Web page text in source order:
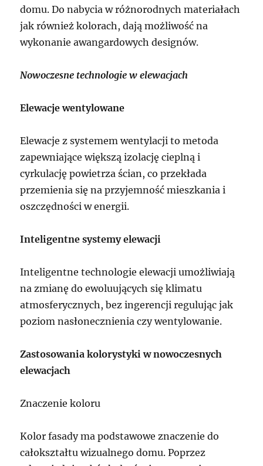
domu. Do nabycia w różnorodnych materiałach
jak również kolorach, dają możliwość na
wykonanie awangardowych designów.
Nowoczesne technologie w elewacjach
Elewacje wentylowane
Elewacje z systemem wentylacji to metoda
zapewniające większą izolację cieplną i
cyrkulację powietrza ścian, co przekłada
przemienia się na przyjemność mieszkania i
oszczędności w energii.
Inteligentne systemy elewacji
Inteligentne technologie elewacji umożliwiają
na zmianę do ewoluujących się klimatu
atmosferycznych, bez ingerencji regulując jak
poziom nasłonecznienia czy wentylowanie.
Zastosowania kolorystyki w nowoczesnych
elewacjach
Znaczenie koloru
Kolor fasady ma podstawowe znaczenie do
całokształtu wizualnego domu. Poprzez